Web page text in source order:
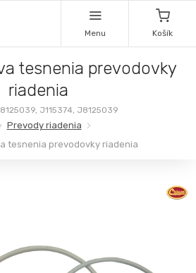
Menu Košík
tesnenia prevodovky
riadenia
J115374, J8125039
Prevody riadenia
tesnenia prevodovky riadenia